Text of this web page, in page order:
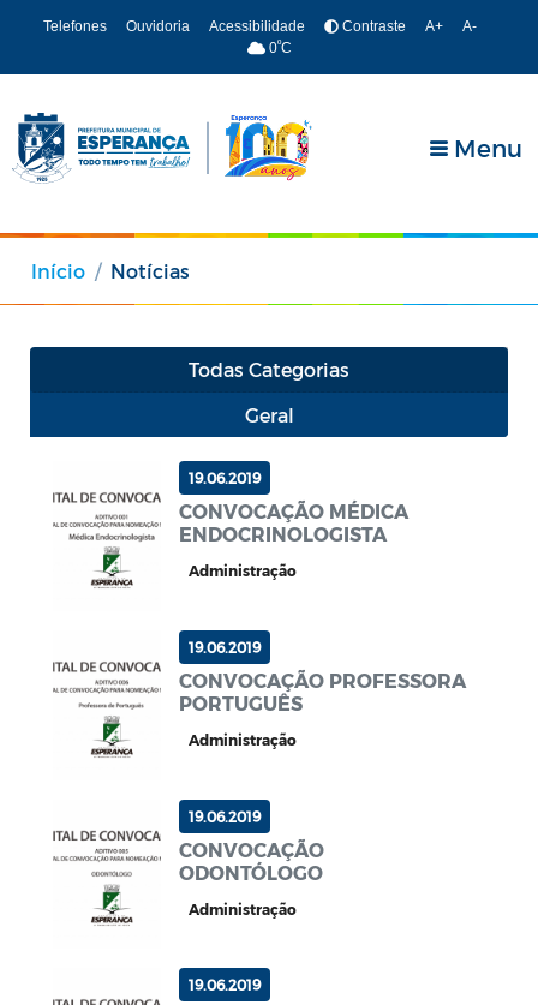
Telefones Ouvidoria Acessibilidade Contraste A+
A-
0ºC
Menu
Início Notícias
Todas Categorias
Geral
19.06.2019
CONVOCAÇÃO MÉDICA
ENDOCRINOLOGISTA
Administração
19.06.2019
CONVOCAÇÃO PROFESSORA
PORTUGUÊS
Administração
19.06.2019
CONVOCAÇÃO
ODONTÓLOGO
Administração
19.06.2019